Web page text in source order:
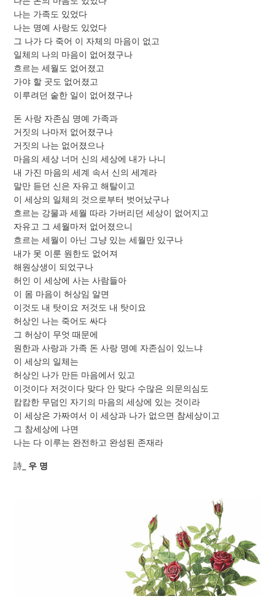
나는 가족도 있었다
나는 명예 사랑도 있었다
그 나가 다 죽어 이 자체의 마음이 없고
일체의 나의 마음이 없어졌구나
흐르는 세월도 없어졌고
가야 할 곳도 없어졌고
이루려던 숱한 일이 없어졌구나
돈 사랑 자존심 명예 가족과
거짓의 나마저 없어졌구나
거짓의 나는 없어졌으나
마음의 세상 너머 신의 세상에 내가 나니
내 가진 마음의 세계 속서 신의 세계라
말만 듣던 신은 자유고 해탈이고
이 세상의 일체의 것으로부터 벗어났구나
흐르는 강물과 세월 따라 가버리던 세상이 없어지고
자유고 그 세월마저 없어졌으니
흐르는 세월이 아닌 그냥 있는 세월만 있구나
내가 못 이룬 원한도 없어져
해원상생이 되었구나
허인 이 세상에 사는 사람들아
이 몸 마음이 허상임 알면
이것도 내 탓이요 저것도 내 탓이요
허상인 나는 죽어도 싸다
그 허상이 무엇 때문에
원한과 사랑과 가족 돈 사랑 명예 자존심이 있느냐
이 세상의 일체는
허상인 나가 만든 마음에서 있고
이것이다 저것이다 맞다 안 맞다 수많은 의문의심도
캄캄한 무덤인 자기의 마음의 세상에 있는 것이라
이 세상은 가짜여서 이 세상과 나가 없으면 참세상이고
그 참세상에 나면
나는 다 이루는 완전하고 완성된 존재라
詩_ 우 명